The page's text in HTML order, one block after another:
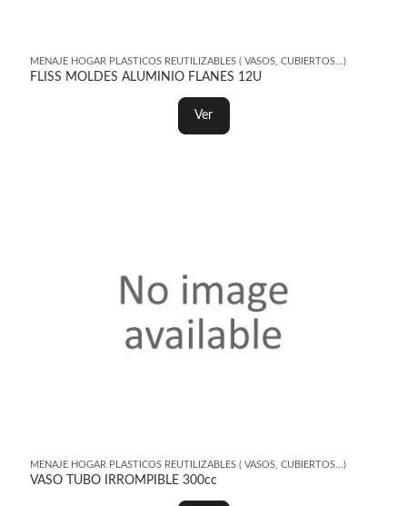
MENAJE HOGAR PLASTICOS REUTILIZABLES ( VASOS, CUBIERTOS...)
FLISS MOLDES ALUMINIO FLANES 12U
Ver
MENAJE HOGAR PLASTICOS REUTILIZABLES ( VASOS, CUBIERTOS...)
VASO TUBO IRROMPIBLE 300cc